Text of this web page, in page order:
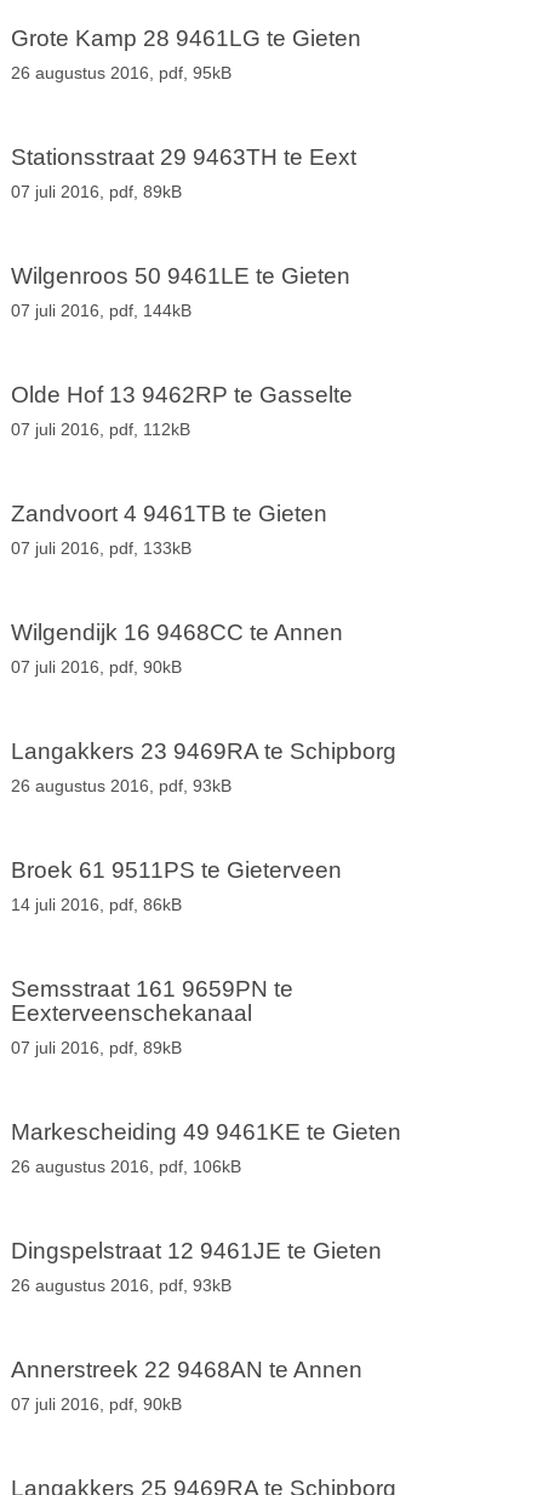
Grote Kamp 28 9461LG te Gieten
26 augustus 2016, pdf, 95kB
Stationsstraat 29 9463TH te Eext
07 juli 2016, pdf, 89kB
Wilgenroos 50 9461LE te Gieten
07 juli 2016, pdf, 144kB
Olde Hof 13 9462RP te Gasselte
07 juli 2016, pdf, 112kB
Zandvoort 4 9461TB te Gieten
07 juli 2016, pdf, 133kB
Wilgendijk 16 9468CC te Annen
07 juli 2016, pdf, 90kB
Langakkers 23 9469RA te Schipborg
26 augustus 2016, pdf, 93kB
Broek 61 9511PS te Gieterveen
14 juli 2016, pdf, 86kB
Semsstraat 161 9659PN te
Eexterveenschekanaal
07 juli 2016, pdf, 89kB
Markescheiding 49 9461KE te Gieten
26 augustus 2016, pdf, 106kB
Dingspelstraat 12 9461JE te Gieten
26 augustus 2016, pdf, 93kB
Annerstreek 22 9468AN te Annen
07 juli 2016, pdf, 90kB
Langakkers 25 9469RA te Schipborg